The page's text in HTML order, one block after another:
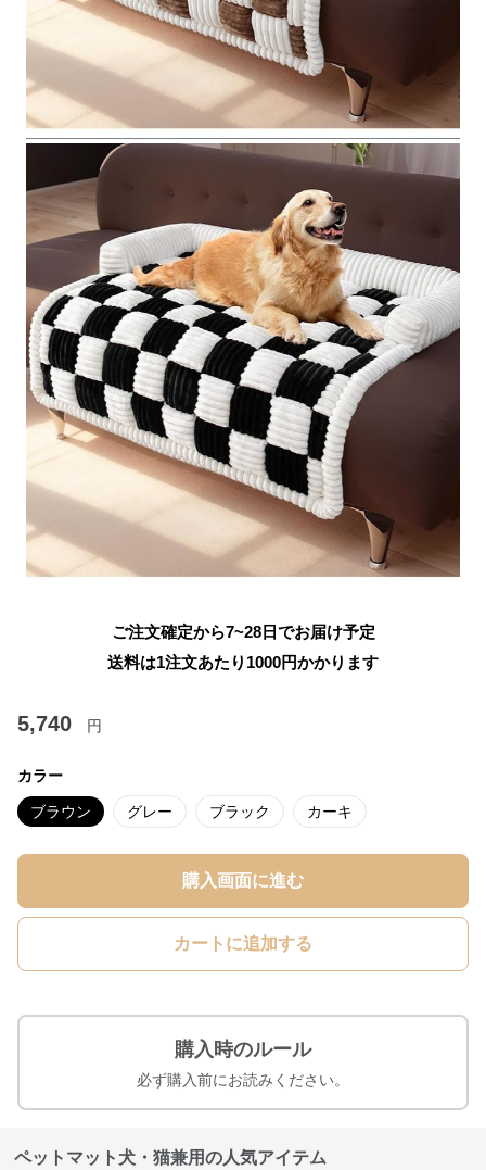
ご注文確定から7~28日でお届け予定
送料は1注文あたり 1000円かかります
5,740 円
カラー
ブラウン グレー ブラック カーキ
購入画面に進む
カートに追加する
購入時のルール
必ず購入前にお読みください。
ペットマット犬・猫兼用の人気アイテム